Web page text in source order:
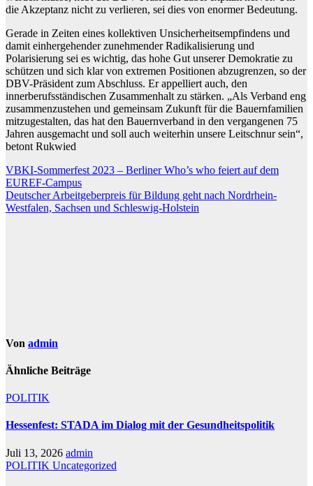
die Akzeptanz nicht zu verlieren, sei dies von enormer Bedeutung.
Gerade in Zeiten eines kollektiven Unsicherheitsempfindens und
damit einhergehender zunehmender Radikalisierung und
Polarisierung sei es wichtig, das hohe Gut unserer Demokratie zu
schützen und sich klar von extremen Positionen abzugrenzen, so der
DBV-Präsident zum Abschluss. Er appelliert auch, den
innerberufsständischen Zusammenhalt zu stärken. „Als Verband eng
zusammenzustehen und gemeinsam Zukunft für die Bauernfamilien
mitzugestalten, das hat den Bauernverband in den vergangenen 75
Jahren ausgemacht und soll auch weiterhin unsere Leitschnur sein“,
betont Rukwied
Beitragsnavigation
VBKI-Sommerfest 2023 – Berliner Who’s who feiert auf dem
EUREF-Campus
Deutscher Arbeitgeberpreis für Bildung geht nach Nordrhein-
Westfalen, Sachsen und Schleswig-Holstein
Von admin
Ähnliche Beiträge
POLITIK
Hessenfest: STADA im Dialog mit der Gesundheitspolitik
Juli 13, 2026 admin
POLITIK Uncategorized